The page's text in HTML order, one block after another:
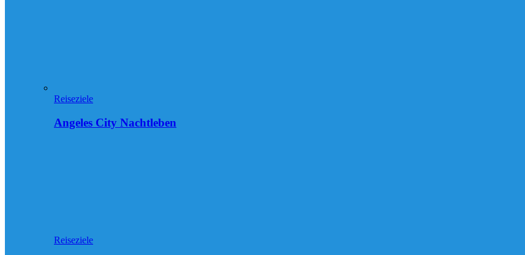
Reiseziele
Angeles City Nachtleben
Reiseziele